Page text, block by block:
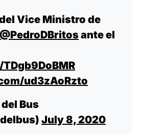
Vice Ministro de
@PedroDBritosante el
ud3zAoRzto
Bus
July 8, 2020